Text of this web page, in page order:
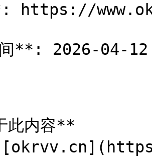
https://
间**: 2026-04-
此内容**